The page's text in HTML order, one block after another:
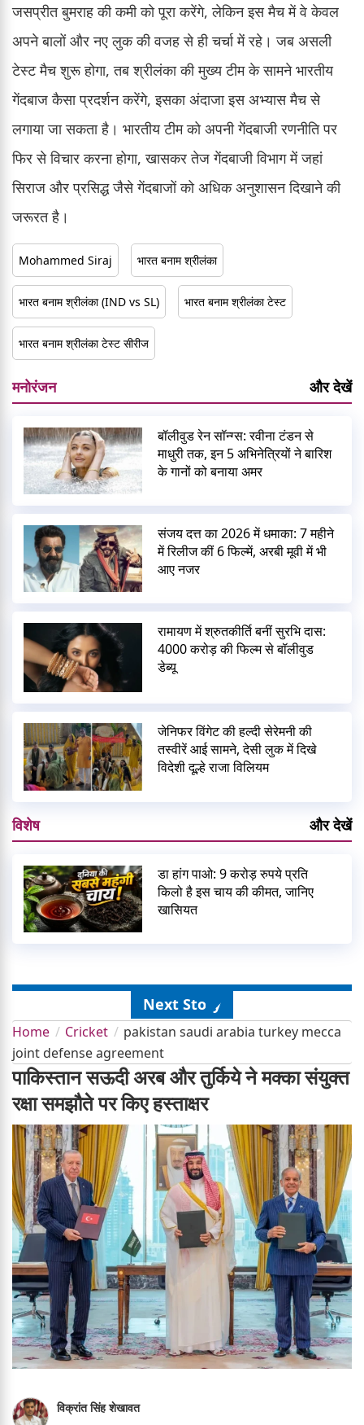
जसप्रीत बुमराह की कमी को पूरा करेंगे, लेकिन इस मैच में वे केवल
अपने बालों और नए लुक की वजह से ही चर्चा में रहे। जब असली
टेस्ट मैच शुरू होगा, तब श्रीलंका की मुख्य टीम के सामने भारतीय
गेंदबाज कैसा प्रदर्शन करेंगे, इसका अंदाजा इस अभ्यास मैच से
लगाया जा सकता है। भारतीय टीम को अपनी गेंदबाजी रणनीति पर
फिर से विचार करना होगा, खासकर तेज गेंदबाजी विभाग में जहां
सिराज और प्रसिद्ध जैसे गेंदबाजों को अधिक अनुशासन दिखाने की
जरूरत है।
Mohammed Siraj भारत बनाम श्रीलंका
भारत बनाम श्रीलंका (IND vs SL) भारत बनाम श्रीलंका टेस्ट
भारत बनाम श्रीलंका टेस्ट सीरीज
मनोरंजन और देखें
बॉलीवुड रेन सॉन्ग्स: रवीना टंडन से
माधुरी तक, इन 5 अभिनेत्रियों ने बारिश
के गानों को बनाया अमर
संजय दत्त का 2026 में धमाका: 7 महीने
में रिलीज कीं 6 फिल्में, अरबी मूवी में भी
आए नजर
रामायण में श्रुतकीर्ति बनीं सुरभि दास:
4000 करोड़ की फिल्म से बॉलीवुड
डेब्यू
जेनिफर विंगेट की हल्दी सेरेमनी की
तस्वीरें आई सामने, देसी लुक में दिखे
विदेशी दूल्हे राजा विलियम
विशेष और देखें
डा हांग पाओ: 9 करोड़ रुपये प्रति
किलो है इस चाय की कीमत, जानिए
खासियत
Next Story
Home Cricket
pakistan saudi arabia turkey mecca
joint defense agreement
पाकिस्तान सऊदी अरब और तुर्किये ने मक्का संयुक्त
रक्षा समझौते पर किए हस्ताक्षर
विक्रांत सिंह शेखावत